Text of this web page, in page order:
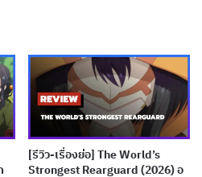
รกยังคงเป็นการแนะนำตัว
ดหรือรายละเอียดอาจจะยังไม่
าคือ วิธีที่ผู้กำกับและทีมงาน
ารี เพื่อเน้นย้ำความพิเศษของชิ
ซึ่งมารีเองไม่รู้เช่นนั้นเลย
[รีวิว-เรื่องย่อ] The World’s
Strongest Rearguard (2026) อ